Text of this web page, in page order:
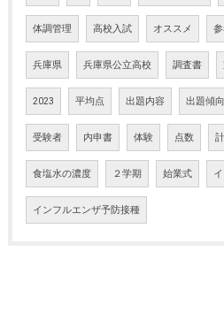
体調管理 高校入試 オススメ
兵庫県 兵庫県公立高校 調査書
2023 平均点 出題内容 出題傾向
受験者 内申書 体験 点数
食塩水の濃度 ２学期 始業式
インフルエンザ予防接種